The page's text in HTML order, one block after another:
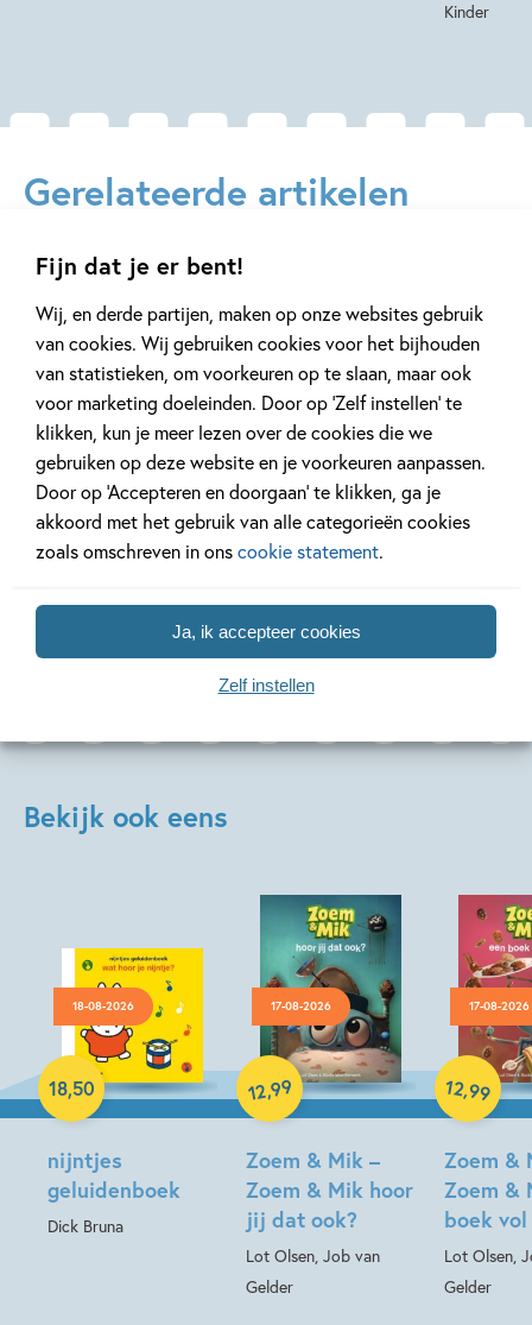
Fijn dat je er bent!
Wij, en derde partijen, maken op onze websites gebruik
van cookies. Wij gebruiken cookies voor het bijhouden
van statistieken, om voorkeuren op te slaan, maar ook
voor marketing doeleinden. Door op ‘Zelf instellen’ te
klikken, kun je meer lezen over de cookies die we
gebruiken op deze website en je voorkeuren aanpassen.
Door op ‘Accepteren en doorgaan’ te klikken, ga je
akkoord met het gebruik van alle categorieën cookies
zoals omschreven in onscookie statement.
Ja, ik accepteer cookies
Zelf instellen
Kinder
Gerelateerde artikelen
3 JUNI 2022
Leren lezen voor kleuters
Achtergrond
22 SEPTEMBER 2020
Wat is AVI en
AVI-niveau
Bekijk ook eens
18-08-2026
nijntjes
geluidenboek
Dick Bruna
18,50
Hardcover
17-08-2026
Zoem & Mik –
Zoem & Mik hoor
jij dat ook?
Lot Olsen, Job van
Gelder
12,99
Hardcover
17-08-2026
Zoem &
Zoem &
boek
Lot Olsen,
Gelder
12,99
Hardcover